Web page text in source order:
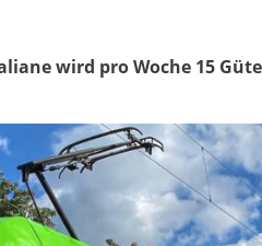
wird pro Woche 15